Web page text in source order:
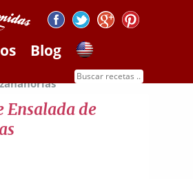
Blog
Receta de
Ensalada de